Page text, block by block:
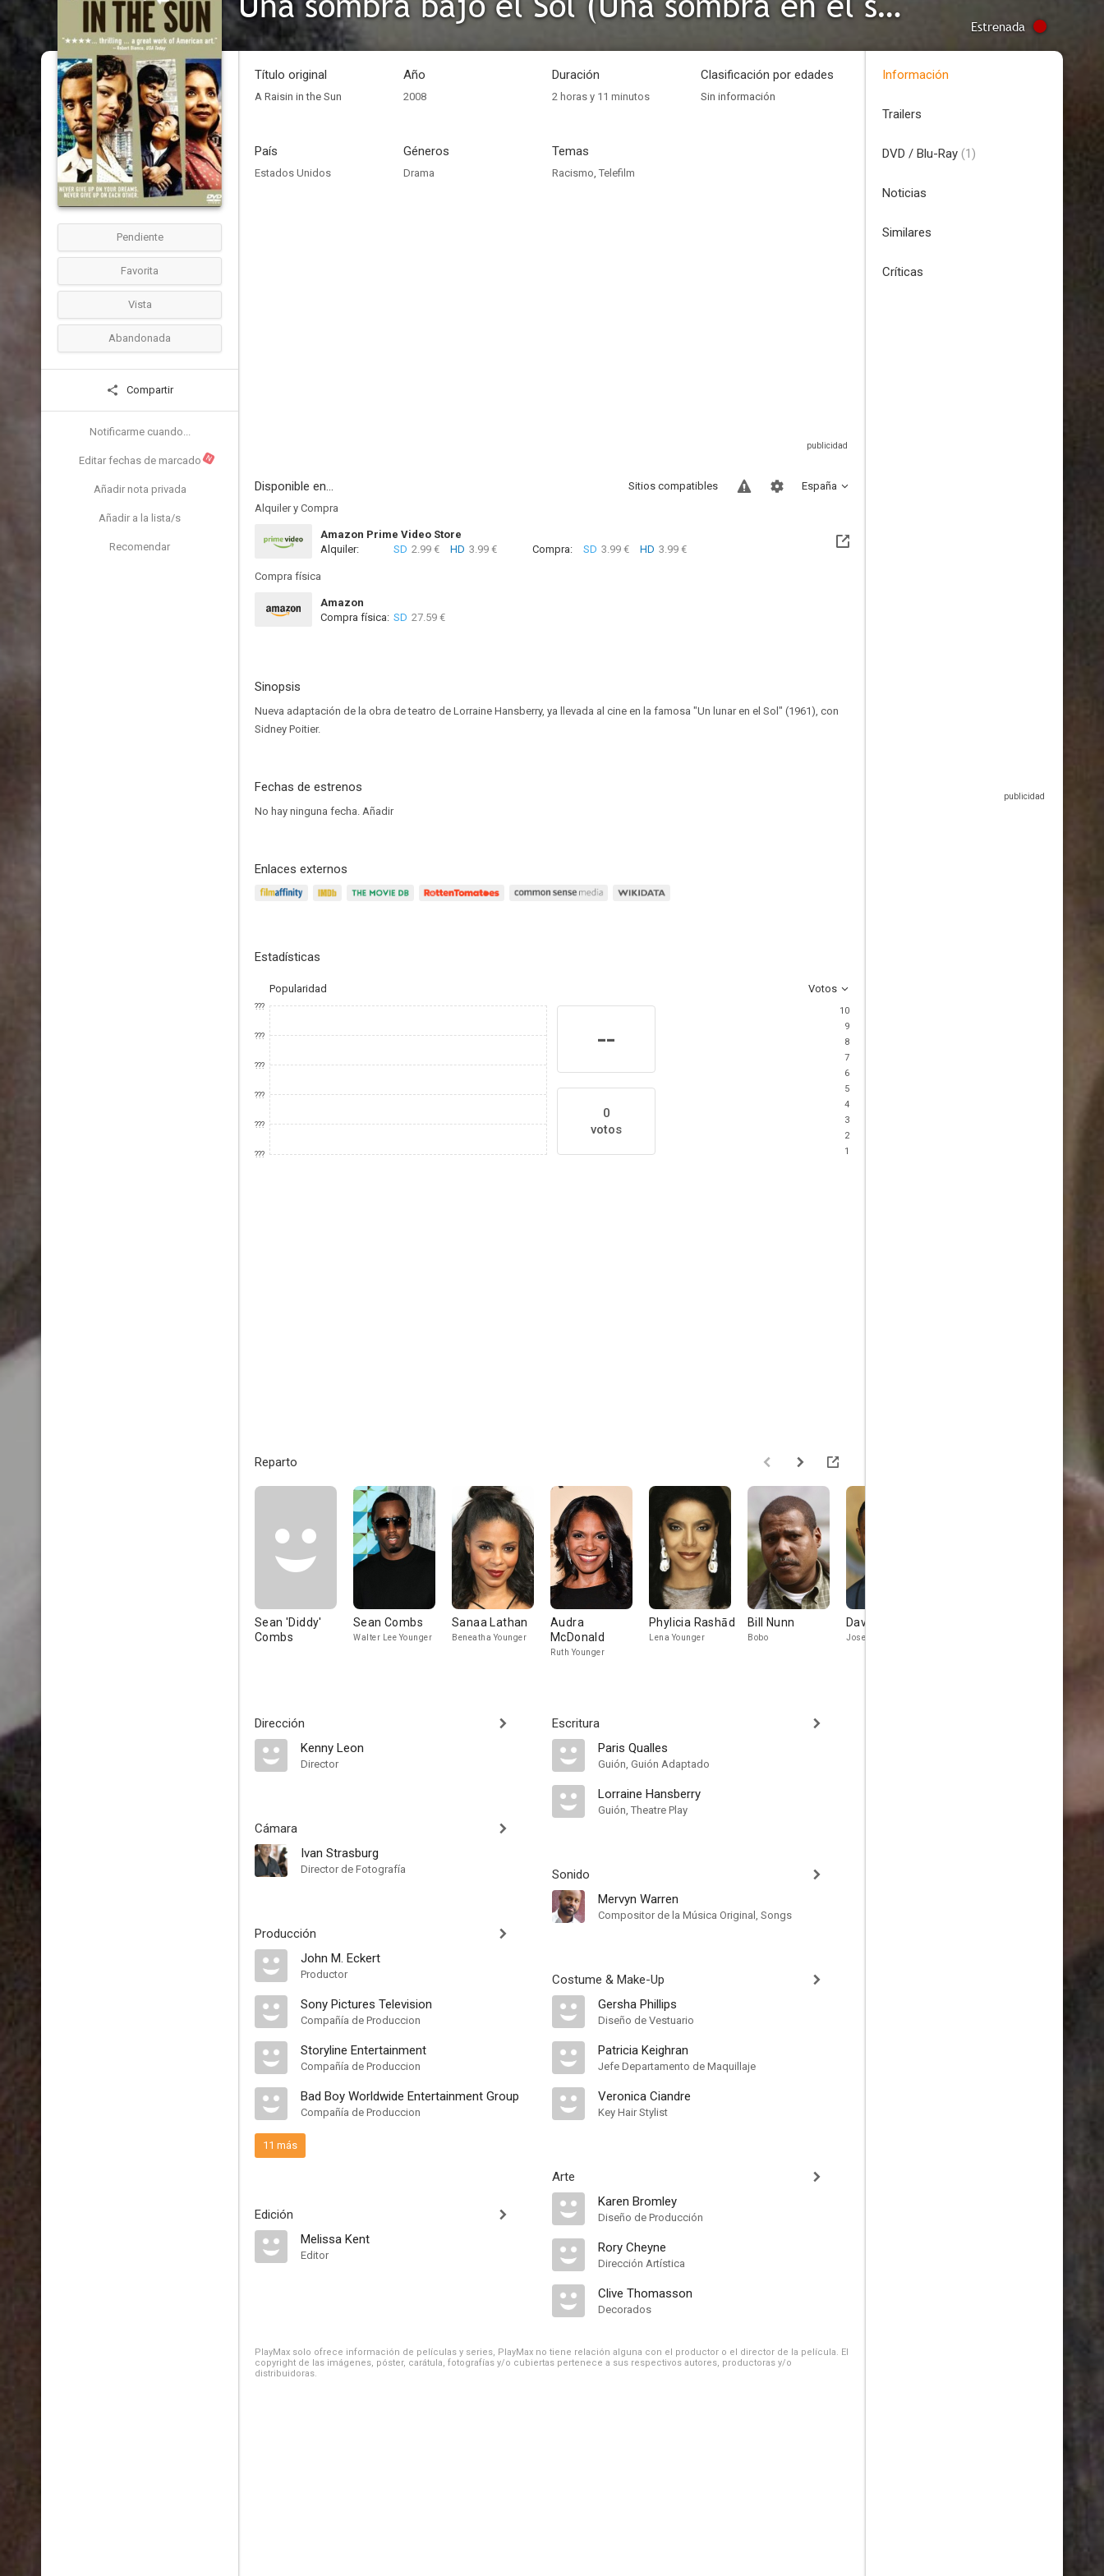
Estrenada
Pendiente
Favorita
Vista
Abandonada
Compartir
Notificarme cuando...
Editar fechas de marcado N
Añadir nota privada
Añadir a la lista/s
Recomendar
Título original
A Raisin in the Sun
Año
2008
Duración
2 horas y 11 minutos
Clasificación por edades
Sin información
País
Estados Unidos
Géneros
Drama
Temas
Racismo, Telefilm
Disponible en... España
Sitios compatibles
Alquiler y Compra
Amazon Prime Video Store
Alquiler:
SD 2.99 € HD 3.99 € Compra: SD 3.99 € HD 3.99 €
Compra física
Amazon
Compra física: SD 27.59 €
Sinopsis
Nueva adaptación de la obra de teatro de Lorraine Hansberry, ya llevada al cine en la famosa "Un lunar en el Sol" (1961), con
Sidney Poitier.
Fechas de estrenos
No hay ninguna fecha. Añadir
Enlaces externos
Estadísticas
Popularidad Votos
???
???
???
???
???
???
--
0
votos
10
9
8
7
6
5
4
3
2
1
Reparto
Sean 'Diddy'
Combs
Sean Combs
Walter Lee Younger
Sanaa Lathan
Beneatha Younger
Audra
McDonald
Ruth Younger
Phylicia Rashād
Lena Younger
Bill Nunn
Bobo
David Oyelowo
Joseph Asagai
Dirección
Kenny Leon
Director
Cámara
Ivan Strasburg
Director de Fotografía
Producción
John M. Eckert
Productor
Sony Pictures Television
Compañía de Produccion
Storyline Entertainment
Compañía de Produccion
Bad Boy Worldwide Entertainment Group
Compañía de Produccion
11 más
Edición
Melissa Kent
Editor
Escritura
Paris Qualles
Guión, Guión Adaptado
Lorraine Hansberry
Guión, Theatre Play
Sonido
Mervyn Warren
Compositor de la Música Original, Songs
Costume & Make-Up
Gersha Phillips
Diseño de Vestuario
Patricia Keighran
Jefe Departamento de Maquillaje
Veronica Ciandre
Key Hair Stylist
Arte
Karen Bromley
Diseño de Producción
Rory Cheyne
Dirección Artística
Clive Thomasson
Decorados
PlayMax solo ofrece información de películas y series, PlayMax no tiene relación alguna con el productor o el director de la película. El
copyright de las imágenes, póster, carátula, fotografías y/o cubiertas pertenece a sus respectivos autores, productoras y/o
distribuidoras.
Información
Trailers
DVD / Blu-Ray (1)
Noticias
Similares
Críticas